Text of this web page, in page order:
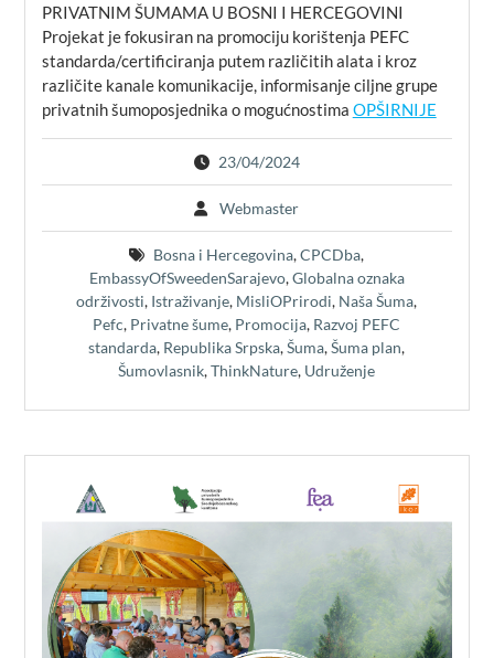
PRIVATNIM ŠUMAMA U BOSNI I HERCEGOVINI
Projekat je fokusiran na promociju korištenja PEFC
standarda/certificiranja putem različitih alata i kroz
različite kanale komunikacije, informisanje ciljne grupe
privatnih šumoposjednika o mogućnostima OPŠIRNIJE
23/04/2024
Webmaster
Bosna i Hercegovina,CPCDba,
EmbassyOfSweedenSarajevo,Globalna oznaka
održivosti, Istraživanje, MisliOPrirodi, Naša Šuma,
Pefc, Privatne šume, Promocija, Razvoj PEFC
standarda, Republika Srpska,Šuma,Šuma plan,
Šumovlasnik,ThinkNature, Udruženje